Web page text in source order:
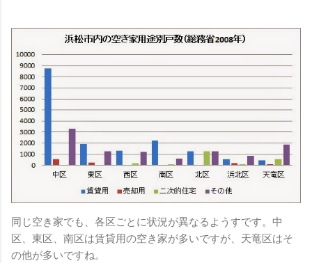
同じ空き家でも、各区ごとに状況が異なるようすです。中
区、東区、南区は賃貸用の空き家が多いですが、天竜区はそ
の他が多いですね。